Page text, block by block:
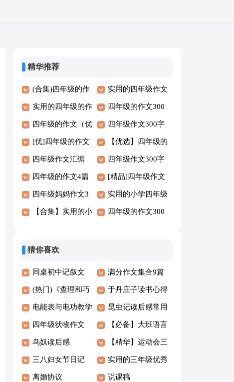
精华推荐
(合集)四年级的作
文300字
实用的四年级作文
300字6篇（优选）
实用的四年级的作
文6篇（优秀）
四年级的作文300
字精品8篇
四年级的作文（优
选7篇）
四年级作文300字
【必备】
[优]四年级的作文 【优选】四年级的
作文300字8篇
四年级作文汇编
【9篇】
四年级作文300字
必备[6篇]
四年级的作文4篇
（合集）
[精品]四年级作文
300字5篇
四年级妈妈作文3
篇【精】
实用的小学四年级
作文5篇(推荐)
【合集】实用的小 四年级的作文300
猜你喜欢
同桌初中记叙文 满分作文集合9篇
(热门)《查理和巧
克力工厂》读后感
于丹庄子读书心得
电能表与电功教学
设计
昆虫记读后感常用
15篇
四年级状物作文
300字4篇
【必备】大班语言
活动教案三篇
鸟奴读后感 【精华】运动会三
年级作文合集五篇
三八妇女节日记
【推荐】
实用的三年级优秀
作文5篇
离婚协议 说课稿